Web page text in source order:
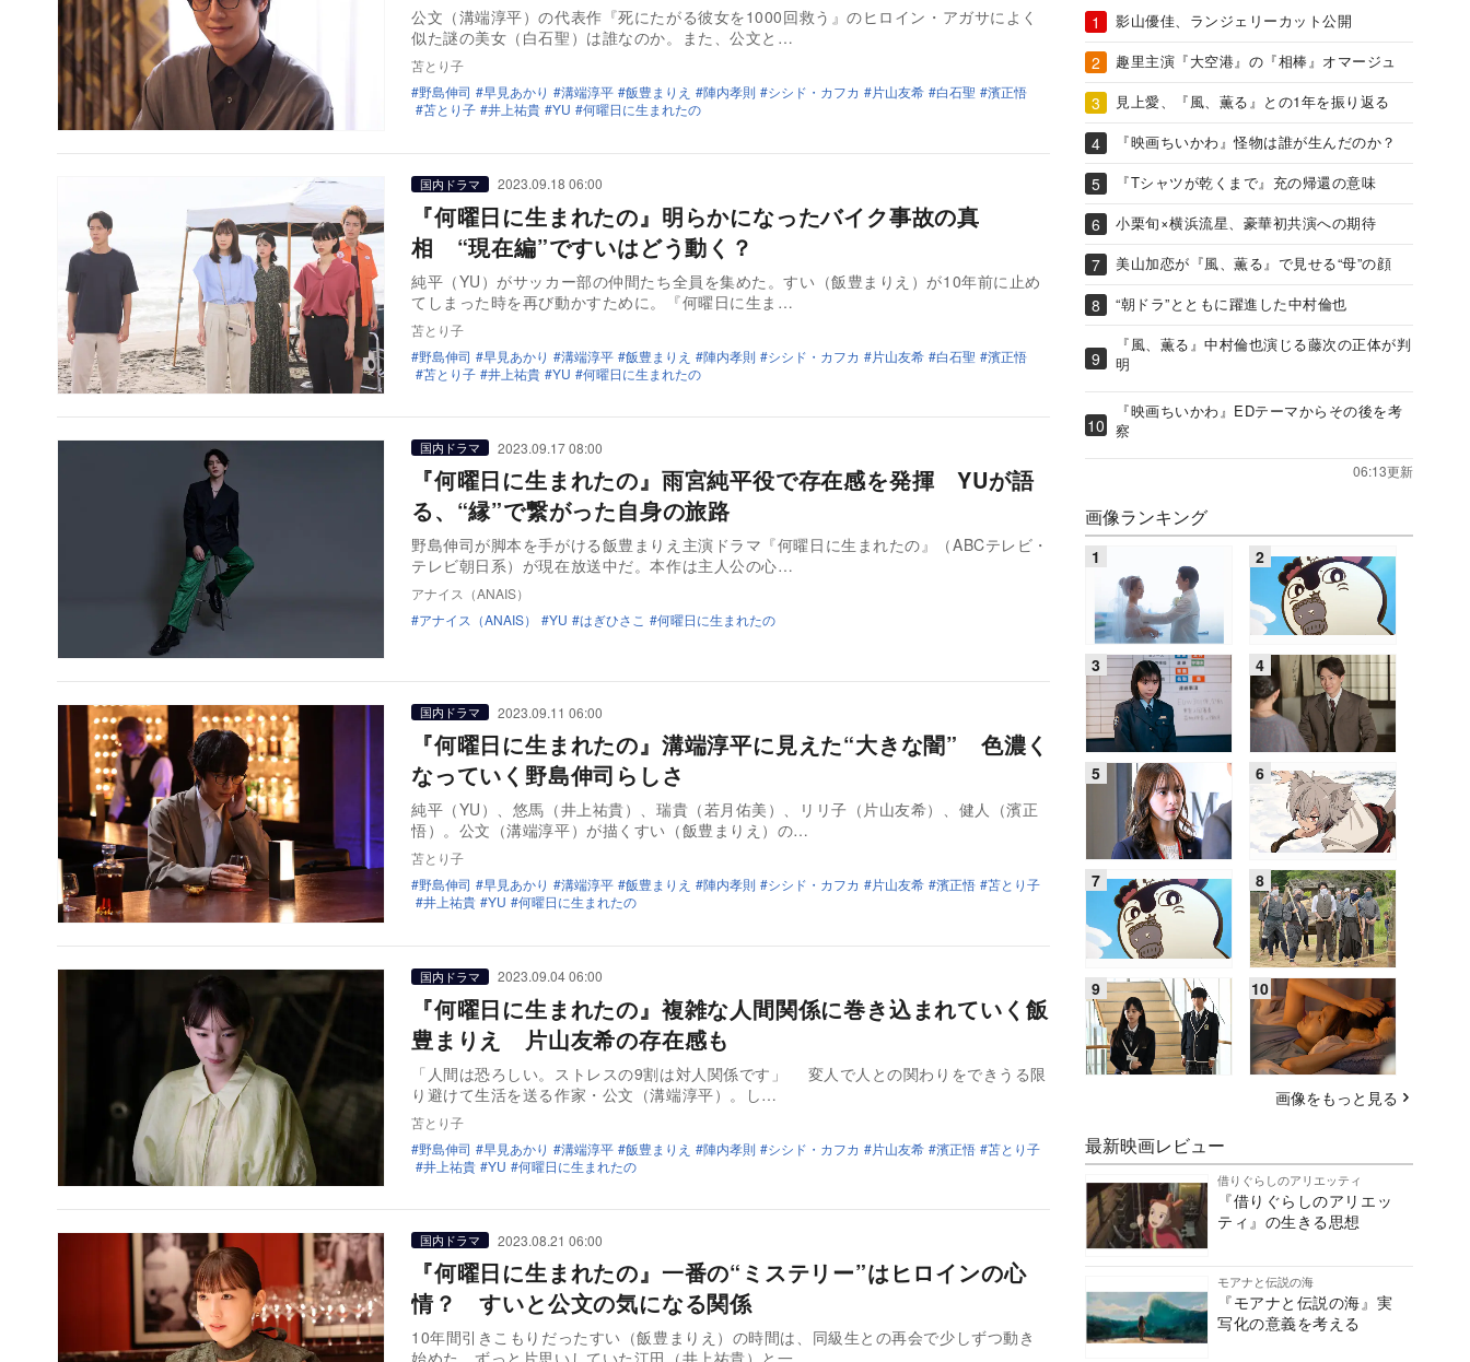
公文（溝端淳平）の代表作『死にたがる彼女を1000回救う』のヒロイン・アガサによく
似た謎の美女（白石聖）は誰なのか。また、公文と…
苫とり子
野島伸司
早見あかり 溝端淳平 飯豊まりえ 陣内孝則 シシド・カフカ 片山友希 白石聖
濱正悟
苫とり子
井上祐貴 YU 何曜日に生まれたの
国内ドラマ 2023.09.18 06:00
『何曜日に生まれたの』明らかになったバイク事故の真
相 “現在編”ですいはどう動く？
純平（YU）がサッカー部の仲間たち全員を集めた。すい（飯豊まりえ）が10年前に止め
てしまった時を再び動かすために。『何曜日に生ま…
苫とり子
野島伸司
早見あかり 溝端淳平 飯豊まりえ 陣内孝則 シシド・カフカ 片山友希 白石聖
濱正悟
苫とり子
井上祐貴 YU 何曜日に生まれたの
国内ドラマ 2023.09.17 08:00
『何曜日に生まれたの』雨宮純平役で存在感を発揮 YUが語
る、“縁”で繋がった自身の旅路
野島伸司が脚本を手がける飯豊まりえ主演ドラマ『何曜日に生まれたの』（ABCテレビ・
テレビ朝日系）が現在放送中だ。本作は主人公の心…
アナイス（ANAIS）
アナイス（ANAIS）
YU はぎひさこ 何曜日に生まれたの
国内ドラマ 2023.09.11 06:00
『何曜日に生まれたの』溝端淳平に見えた“大きな闇” 色濃く
なっていく野島伸司らしさ
純平（YU）、悠馬（井上祐貴）、瑞貴（若月佑美）、リリ子（片山友希）、健人（濱正
悟）。公文（溝端淳平）が描くすい（飯豊まりえ）の…
苫とり子
野島伸司
早見あかり 溝端淳平 飯豊まりえ 陣内孝則 シシド・カフカ 片山友希 濱正悟
苫とり子
井上祐貴
YU 何曜日に生まれたの
国内ドラマ 2023.09.04 06:00
『何曜日に生まれたの』複雑な人間関係に巻き込まれていく飯
豊まりえ 片山友希の存在感も
「人間は恐ろしい。ストレスの9割は対人関係です」 変人で人との関わりをできうる限
り避けて生活を送る作家・公文（溝端淳平）。し…
苫とり子
野島伸司
早見あかり 溝端淳平 飯豊まりえ 陣内孝則 シシド・カフカ 片山友希 濱正悟
苫とり子
井上祐貴
YU 何曜日に生まれたの
国内ドラマ 2023.08.21 06:00
『何曜日に生まれたの』一番の“ミステリー”はヒロインの心
情？ すいと公文の気になる関係
10年間引きこもりだったすい（飯豊まりえ）の時間は、同級生との再会で少しずつ動き
影山優佳、ランジェリーカット公開
趣里主演『大空港』の『相棒』オマージュ
見上愛、『風、薫る』との1年を振り返る
『映画ちいかわ』怪物は誰が生んだのか？
『Tシャツが乾くまで』充の帰還の意味
小栗旬×横浜流星、豪華初共演への期待
美山加恋が『風、薫る』で見せる“母”の顔
“朝ドラ”とともに躍進した中村倫也
『風、薫る』中村倫也演じる藤次の正体が判
明
『映画ちいかわ』EDテーマからその後を考
察
06:13更新
画像ランキング
画像をもっと見る
最新映画レビュー
借りぐらしのアリエッティ
『借りぐらしのアリエッ
ティ』の生きる思想
モアナと伝説の海
『モアナと伝説の海』実
写化の意義を考える